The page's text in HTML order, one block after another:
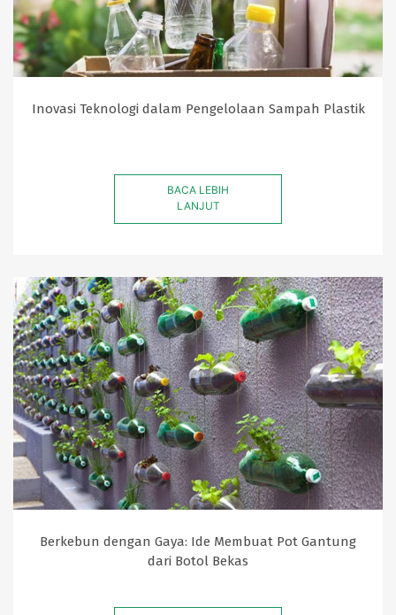
Inovasi Teknologi dalam Pengelolaan Sampah Plastik
BACA LEBIH
LANJUT
Berkebun dengan Gaya: Ide Membuat Pot Gantung
dari Botol Bekas